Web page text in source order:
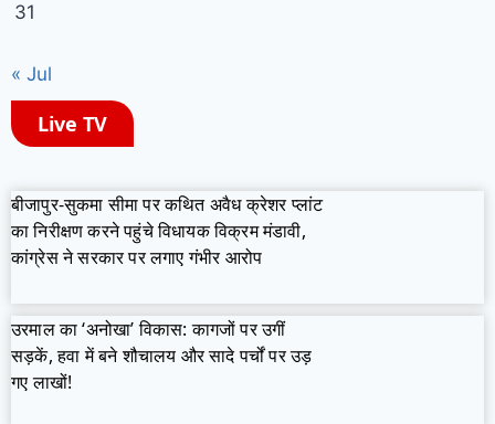
31
« Jul
Live TV
बीजापुर-सुकमा सीमा पर कथित अवैध क्रेशर प्लांट
का निरीक्षण करने पहुंचे विधायक विक्रम मंडावी,
कांग्रेस ने सरकार पर लगाए गंभीर आरोप
उरमाल का ‘अनोखा’ विकास: कागजों पर उगीं
सड़कें, हवा में बने शौचालय और सादे पर्चों पर उड़
गए लाखों!